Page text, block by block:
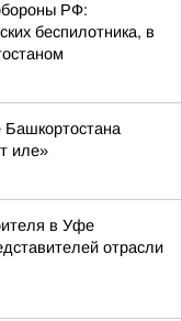
РФ:
беспилотника, в
иле»
в Уфе
отрасли